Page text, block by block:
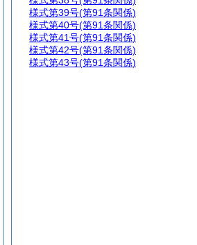
様式第39号(第91条関係)
様式第40号(第91条関係)
様式第41号(第91条関係)
様式第42号(第91条関係)
様式第43号(第91条関係)